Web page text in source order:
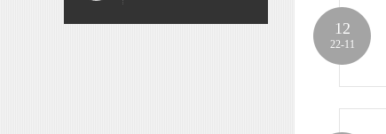
12
22-11